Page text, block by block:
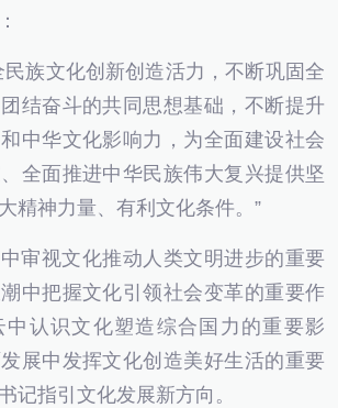
族文化创新创造活力，不断巩固全
结奋斗的共同思想基础，不断提升
中华文化影响力，为全面建设社会
全面推进中华民族伟大复兴提供坚
精神力量、有利文化条件。”
视文化推动人类文明进步的重要
中把握文化引领社会变革的重要作
中认识文化塑造综合国力的重要影
展中发挥文化创造美好生活的重要
记指引文化发展新方向。